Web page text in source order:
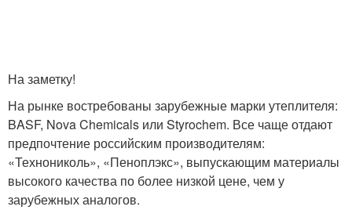
На заметку!
На рынке востребованы зарубежные марки утеплителя:
BASF, Nova Chemicals или Styrochem. Все чаще отдают
предпочтение российским производителям:
«Технониколь», «Пеноплэкс», выпускающим материалы
высокого качества по более низкой цене, чем у
зарубежных аналогов.